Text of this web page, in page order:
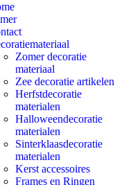
Zomer decoratie
materiaal
Zee decoratie artikelen
Herfstdecoratie
materialen
Halloweendecoratie
materialen
Sinterklaasdecoratie
materialen
Kerst accessoires
Frames en Ringen